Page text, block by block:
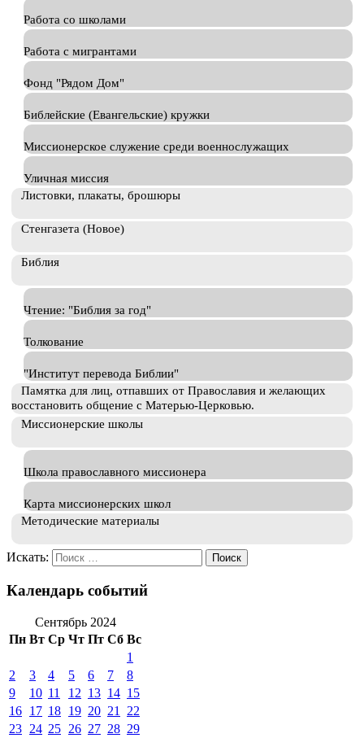
Работа со школами
Работа с мигрантами
Фонд "Рядом Дом"
Библейские (Евангельские) кружки
Миссионерское служение среди военнослужащих
Уличная миссия
Листовки, плакаты, брошюры
Стенгазета (Новое)
Библия
Чтение: "Библия за год"
Толкование
"Институт перевода Библии"
Памятка для лиц, отпавших от Православия и желающих
восстановить общение с Матерью-Церковью.
Миссионерские школы
Школа православного миссионера
Карта миссионерских школ
Методические материалы
Искать:
Календарь событий
Сентябрь 2024
Пн Вт Ср Чт Пт Сб Вс
1
2
3 4 5 6 7
8
9
10 11 12 13 14 15
16 17 18 19 20 21
22
23 24 25 26 27 28 29